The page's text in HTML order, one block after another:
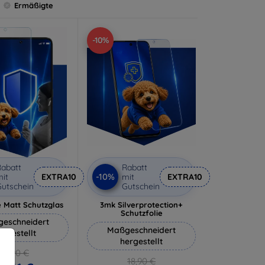
Ermäßigte
EXTRA10
Matt Schutzglas
12,90 €
-10%
-10%
Rabatt
mit
Gutschein
EXTRA10
3mk Silverprotection+
Schutzfolie
Maßgeschneidert
hergestellt
18,90 €